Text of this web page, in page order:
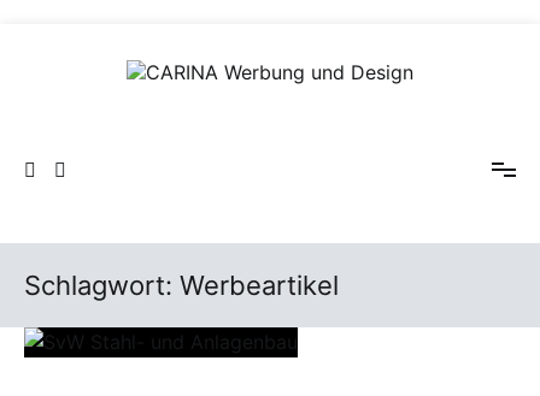
Schlagwort: Werbeartikel